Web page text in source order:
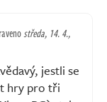
středa, 14. 4.,
jestli se
hry pro tři